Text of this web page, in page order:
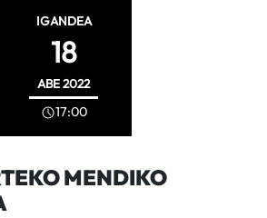
IGANDEA
18
ABE2022
17:00
MENDIKO